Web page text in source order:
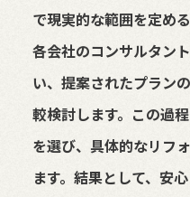
で現実的な範囲を定め
各会社のコンサルタン
い、提案されたプラン
較検討します。この過
を選び、具体的なリフ
ます。結果として、安